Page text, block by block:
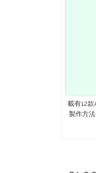
載有12
製作方